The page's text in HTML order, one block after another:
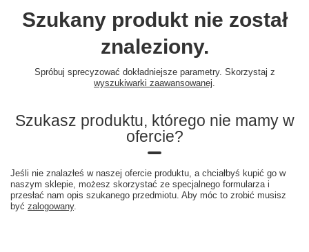
Szukany produkt nie został
znaleziony.
Spróbuj sprecyzować dokładniejsze parametry. Skorzystaj z
wyszukiwarki zaawansowanej
Szukasz produktu, którego nie mamy w
ofercie?
Jeśli nie znalazłeś w naszej ofercie produktu, a chciałbyś kupić go w
naszym sklepie, możesz skorzystać ze specjalnego formularza i
przesłać nam opis szukanego przedmiotu. Aby móc to zrobić musisz
być zalogowany.